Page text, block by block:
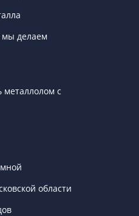
мы делаем
металлолом с
области